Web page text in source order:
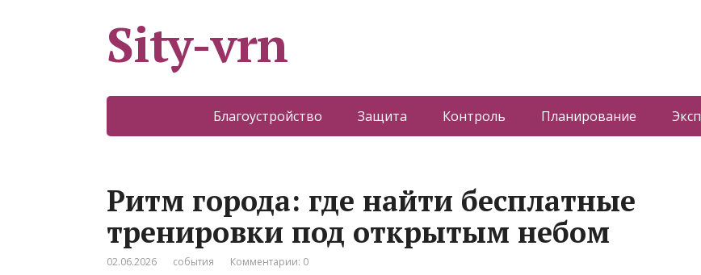
Sity-vrn
Благоустройство Защита Контроль Планирование
Ритм города: где найти бесплатные
тренировки под открытым небом
02.06.2026 события Комментарии: 0